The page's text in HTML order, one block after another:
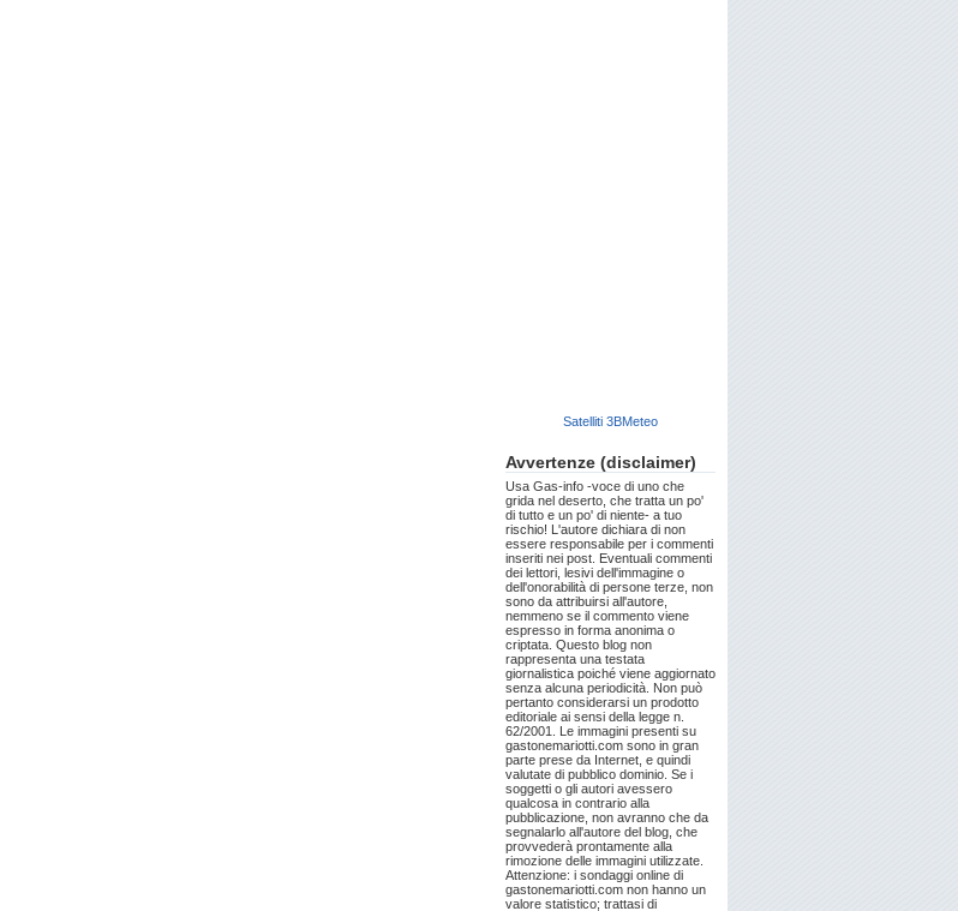
Satelliti 3BMeteo
Avvertenze (disclaimer)
Usa Gas-info -voce di uno che
grida nel deserto, che tratta un po'
di tutto e un po' di niente- a tuo
rischio! L'autore dichiara di non
essere responsabile per i commenti
inseriti nei post. Eventuali commenti
dei lettori, lesivi dell'immagine o
dell'onorabilità di persone terze, non
sono da attribuirsi all'autore,
nemmeno se il commento viene
espresso in forma anonima o
criptata. Questo blog non
rappresenta una testata
giornalistica poiché viene aggiornato
senza alcuna periodicità. Non può
pertanto considerarsi un prodotto
editoriale ai sensi della legge n.
62/2001. Le immagini presenti su
gastonemariotti.com sono in gran
parte prese da Internet, e quindi
valutate di pubblico dominio. Se i
soggetti o gli autori avessero
qualcosa in contrario alla
pubblicazione, non avranno che da
segnalarlo all'autore del blog, che
provvederà prontamente alla
rimozione delle immagini utilizzate.
Attenzione: i sondaggi online di
gastonemariotti.com non hanno un
valore statistico; trattasi di